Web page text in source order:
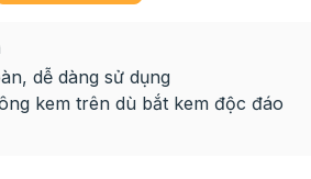
dễ dàng sử dụng
kem trên dù bắt kem độc đáo